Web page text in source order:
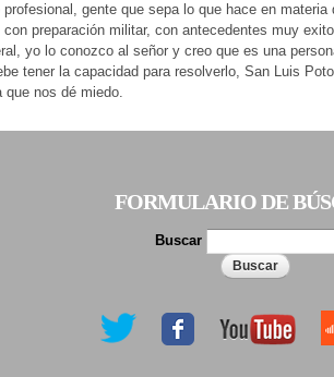
gente que sepa lo que hace en materia
preparación militar, con antecedentes muy
yo lo conozco al señor y creo que es una
tener la capacidad para resolverlo, San Luis
que nos dé miedo.
FORMULARIO DE
Buscar